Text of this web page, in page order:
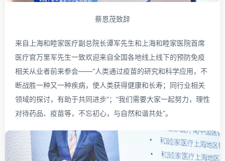
蔡恩茂致辞
来自上海和睦家医疗副总院长谭军先生和上海和睦家医院首席
医疗官万里军先生一致欢迎来自全国各地线上线下的预防免疫
相关从业者前来参会——“人类通过疫苗的研究和科学应用，不
断战胜一种又一种疾病，使人类获得健康和长寿；同行业相关
领域的探讨，有助于共同进步”；“我们需要大家一起努力，理性
对待药品、疫苗等，不忘初心，与自然和谐共处”。